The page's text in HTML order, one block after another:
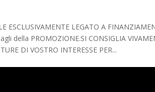
ESCLUSIVAMENTE LEGATO A
della PROMOZIONE.SI CONSIGLIA
DI VOSTRO INTERESSE PER...